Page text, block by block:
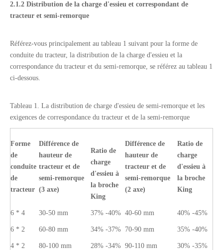
2.1.2 Distribution de la charge d'essieu et correspondant de
tracteur et semi-remorque
Référez-vous principalement au tableau 1 suivant pour la forme de
conduite du tracteur, la distribution de la charge d'essieu et la
correspondance du tracteur et du semi-remorque, se référez au tableau 1
ci-dessous.
Tableau 1. La distribution de charge d'essieu de semi-remorque et les
exigences de correspondance du tracteur et de la semi-remorque
Forme
de
conduite
de
tracteur
Différence de
hauteur de
tracteur et de
semi-remorque
(3 axe)
Ratio de
charge
d'essieu à
la broche
King
Différence de
hauteur de
tracteur et de
semi-remorque
(2 axe)
Ratio de
charge
d'essieu à
la broche
King
6 * 4 30-50 mm 37% -40% 40-60 mm 40% -45%
6 * 2 60-80 mm 34% -37% 70-90 mm 35% -40%
4 * 2 80-100 mm 28% -34% 90-110 mm 30% -35%